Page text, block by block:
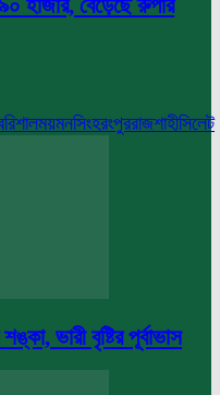
হাজার, বেড়েছে রুপার
ময়মনসিংহরংপুররাজশাহীসিলেট
ভারী বৃষ্টির পূর্বাভাস